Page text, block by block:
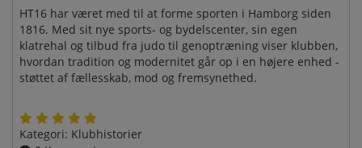
HT16 har været med til at forme sporten i Hamborg siden
1816. Med sit nye sports- og bydelscenter, sin egen
klatrehal og tilbud fra judo til genoptræning viser klubben,
hvordan tradition og modernitet går op i en højere enhed -
støttet af fællesskab, mod og fremsynethed.
Kategori: Klubhistorier